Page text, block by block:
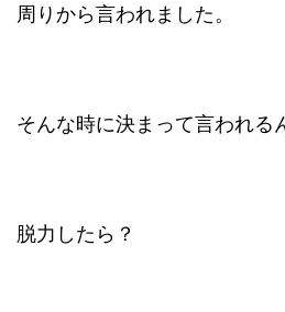
周りから言われました。
そんな時に決まって言われる
脱力したら？